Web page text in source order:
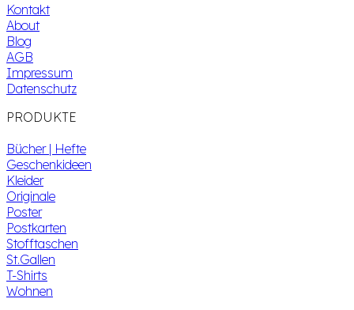
Kontakt
About
Blog
AGB
Impressum
Datenschutz
PRODUKTE
Bücher | Hefte
Geschenkideen
Kleider
Originale
Poster
Postkarten
Stofftaschen
St.Gallen
T-Shirts
Wohnen